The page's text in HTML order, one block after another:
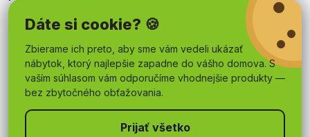
Dáte si cookie? 🍪
Zbierame ich preto, aby sme vám vedeli ukázať
nábytok, ktorý najlepšie zapadne do vášho domova. S
vaším súhlasom vám odporučíme vhodnejšie produkty —
bez zbytočného obťažovania.